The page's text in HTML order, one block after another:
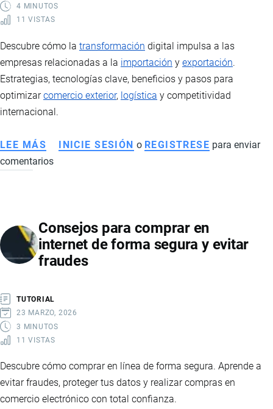
4 MINUTOS
11 VISTAS
Descubre cómo la transformación digital impulsa a las
empresas relacionadas a la importación y exportación.
Estrategias, tecnologías clave, beneficios y pasos para
optimizarcomercio exterior, logística y competitividad
internacional.
LEE MÁS SOBRE
TRANSFORMACIÓN
ESTRATEGIA,
TECNOLOGÍA
Y
INICIE SESIÓN o REGISTRESE para enviar
comentarios
Consejos para comprar en
internet de forma segura y evitar
fraudes
TUTORIAL
23 MARZO, 2026
3 MINUTOS
11 VISTAS
Descubre cómo comprar en línea de forma segura. Aprende a
evitar fraudes, proteger tus datos y realizar compras en
comercio electrónico con total confianza.